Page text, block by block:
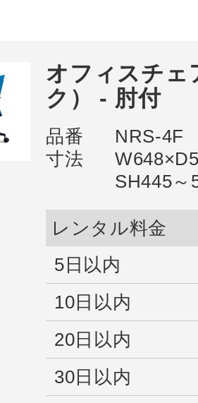
オフィスチェ
ク） - 肘付
品番
NRS-4F
寸法
SH445～
レンタル料金
5日以内
10日以内
20日以内
30日以内